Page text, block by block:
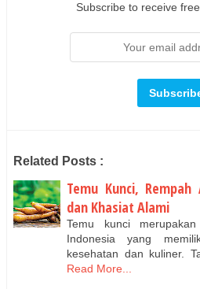
Subscribe to receive
Related Posts :
Temu Kunci,
dan Khasiat Alami
Temu kunci
Indonesia yang
kesehatan dan kuliner.
Read More...